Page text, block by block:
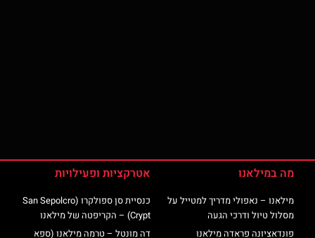
מה במילאנו
מילאנו – נאפולי מדריך למטייל על
מסלול טיול ודרכי הגעה
פונדאציונה פראדה מילאנו
אטרקציות ופעילויות
כנסיית סן ספולקרו (San Sepolcro
Crypt) – הקריפטה של מילאנו
דה מונטל – טרמה מילאנו (ספא